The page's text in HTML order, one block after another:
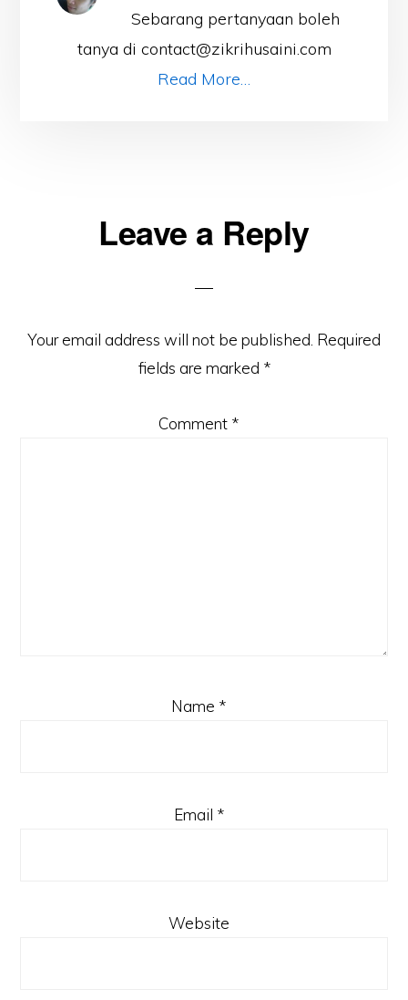
Sebarang pertanyaan boleh
tanya di contact@zikrihusaini.com
Read More…
ReaderLeave a Reply
Your email address will not be published. Required
fields are marked *
Comment *
Name *
Email *
Website